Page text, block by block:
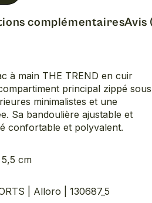
complémentairesAvis
à main THE TREND en cuir
principal zippé sous
minimalistes et une
Sa bandoulière ajustable et
confortable et polyvalent.
cm
| Alloro | 130687_5